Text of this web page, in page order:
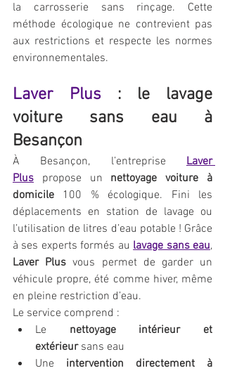
la carrosserie sans rinçage. Cette
méthode écologique ne contrevient pas
aux restrictions et respecte les normes
environnementales.
Laver Plus : le lavage
voiture sans eau à
Besançon
À Besançon, l’entreprise Laver
Plus propose un nettoyage voiture à
domicile 100 % écologique. Fini les
déplacements en station de lavage ou
l’utilisation de litres d’eau potable ! Grâce
à ses experts formés au lavage sans eau
Laver Plus vous permet de garder un
véhicule propre, été comme hiver, même
en pleine restriction d’eau.
Le service comprend :
Le nettoyage intérieur et
extérieur sans eau
Une intervention directement à